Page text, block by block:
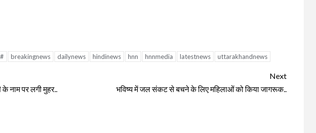
breakingnews dailynews hindinews hnn hnnmedia latestnews uttarakhandnews
नाम पर लगी मुहर..
Next
भविष्य में जल संकट से बचने के लिए महिलाओं को किया जागरूक..